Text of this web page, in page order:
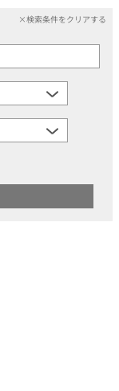
×検索条件をクリアする